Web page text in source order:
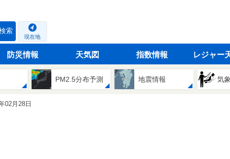
索
現在地
防災情報 天気図 指数情報 レジャー
PM2.5分布予測 地震情報 気
02月28日